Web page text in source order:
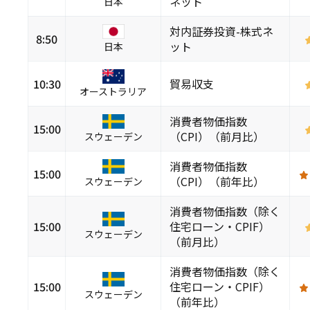
8:50 日本
対内証券投資-株式ネ
ット
10:30 オーストラリア 貿易収支
15:00 スウェーデン
消費者物価指数
（CPI）（前月比）
15:00 スウェーデン
消費者物価指数
（CPI）（前年比）
15:00 スウェーデン
消費者物価指数（除く
住宅ローン・CPIF）
（前月比）
15:00 スウェーデン
消費者物価指数（除く
住宅ローン・CPIF）
（前年比）